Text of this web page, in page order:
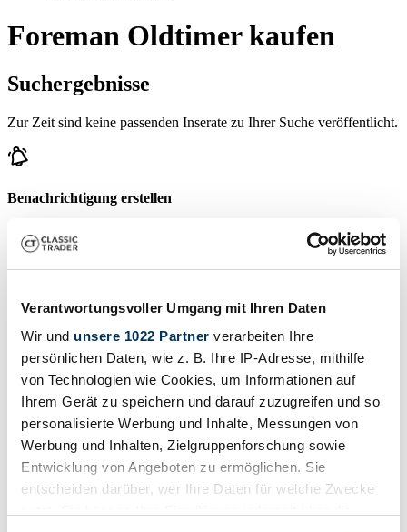
Verantwortungsvoller Umgang mit Ihren Daten
Wir und unsere 1022 Partner verarbeiten Ihre
persönlichen Daten, wie z. B. Ihre IP-Adresse, mithilfe
von Technologien wie Cookies, um Informationen auf
Ihrem Gerät zu speichern und darauf zuzugreifen und so
personalisierte Werbung und Inhalte, Messungen von
Werbung und Inhalten, Zielgruppenforschung sowie
Entwicklung von Angeboten zu ermöglichen. Sie
entscheiden darüber, wer Ihre Daten für welche Zwecke
Foreman Oldtimer kaufen
Suchergebnisse
Zur Zeit sind keine passenden Inserate zu Ihrer Suche veröffentlicht.
Benachrichtigung erstellen
Lassen Sie sich benachrichtigen, sobald ein Inserat veröffentlicht
wird, das Ihren Suchkriterien entspricht.
Fahrzeug inserieren
Sie haben einen Foreman, den Sie verkaufen wollen? Dann erstellen
Sie jetzt ein Inserat.
Fahrzeug inserieren
Bald endende Auktionen
Alle Auktionen ansehen
Auktion